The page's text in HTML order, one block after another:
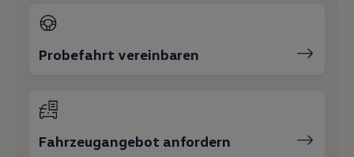
Probefahrt vereinbaren
Fahrzeugangebot anfordern